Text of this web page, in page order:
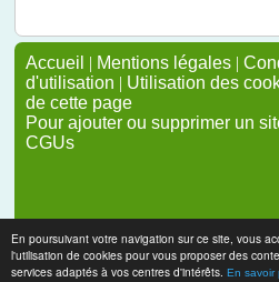
En poursuivant votre navigation sur ce site, vous
l'utilisation de cookies pour vous proposer des
services adaptés à vos centres d'intérêts. En savoir
Accueil | Mentions légales |
d'utilisation | Utilisation des
de cette page
Pour ajouter ou supprimer un
CGUs